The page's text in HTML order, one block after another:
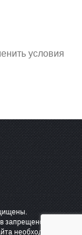
условия
запрещено. При
необходима